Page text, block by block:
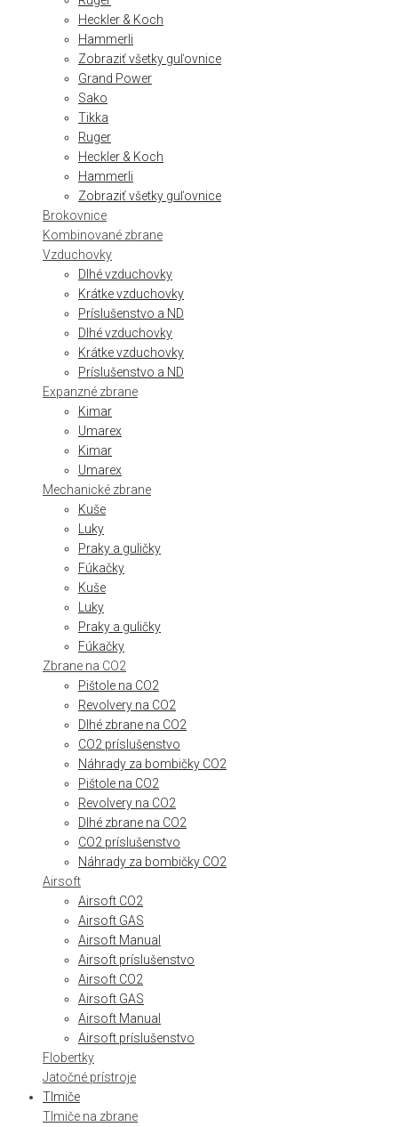
Heckler & Koch
Hammerli
Zobraziť všetky guľovnice
Grand Power
Sako
Tikka
Ruger
Heckler & Koch
Hammerli
Zobraziť všetky guľovnice
Brokovnice
Kombinované zbrane
Vzduchovky
Dlhé vzduchovky
Krátke vzduchovky
Príslušenstvo a ND
Dlhé vzduchovky
Krátke vzduchovky
Príslušenstvo a ND
Expanzné zbrane
Kimar
Umarex
Kimar
Umarex
Mechanické zbrane
Kuše
Luky
Praky a guličky
Fúkačky
Kuše
Luky
Praky a guličky
Fúkačky
Zbrane na CO2
Pištole na CO2
Revolvery na CO2
Dlhé zbrane na CO2
CO2 príslušenstvo
Náhrady za bombičky CO2
Pištole na CO2
Revolvery na CO2
Dlhé zbrane na CO2
CO2 príslušenstvo
Náhrady za bombičky CO2
Airsoft
Airsoft CO2
Airsoft GAS
Airsoft Manual
Airsoft príslušenstvo
Airsoft CO2
Airsoft GAS
Airsoft Manual
Airsoft príslušenstvo
Flobertky
Jatočné prístroje
Tlmiče
Tlmiče na zbrane